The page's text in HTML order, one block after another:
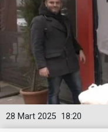
18:20
28 Mart 2025